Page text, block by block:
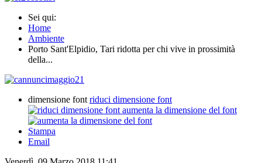
Sei qui:
Home
Ambiente
Porto Sant'Elpidio, Tari ridotta per chi vive in prossimità
della...
dimensione font riduci dimensione font
aumenta la dimensione del font
Stampa
Email